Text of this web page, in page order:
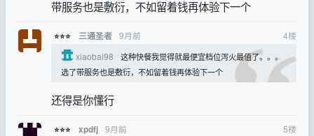
带服务也是敷衍，不如留着钱再体验下一个
⭐⭐⭐ 三通圣者 9月前 4楼
xiaobai98
这种快餐我觉得就最便宜档位泻火最值了。。。
选了带服务也是敷衍，不如留着钱再体验下一个
还得是你懂行
⭐⭐⭐ xpdfj 9月前 5楼